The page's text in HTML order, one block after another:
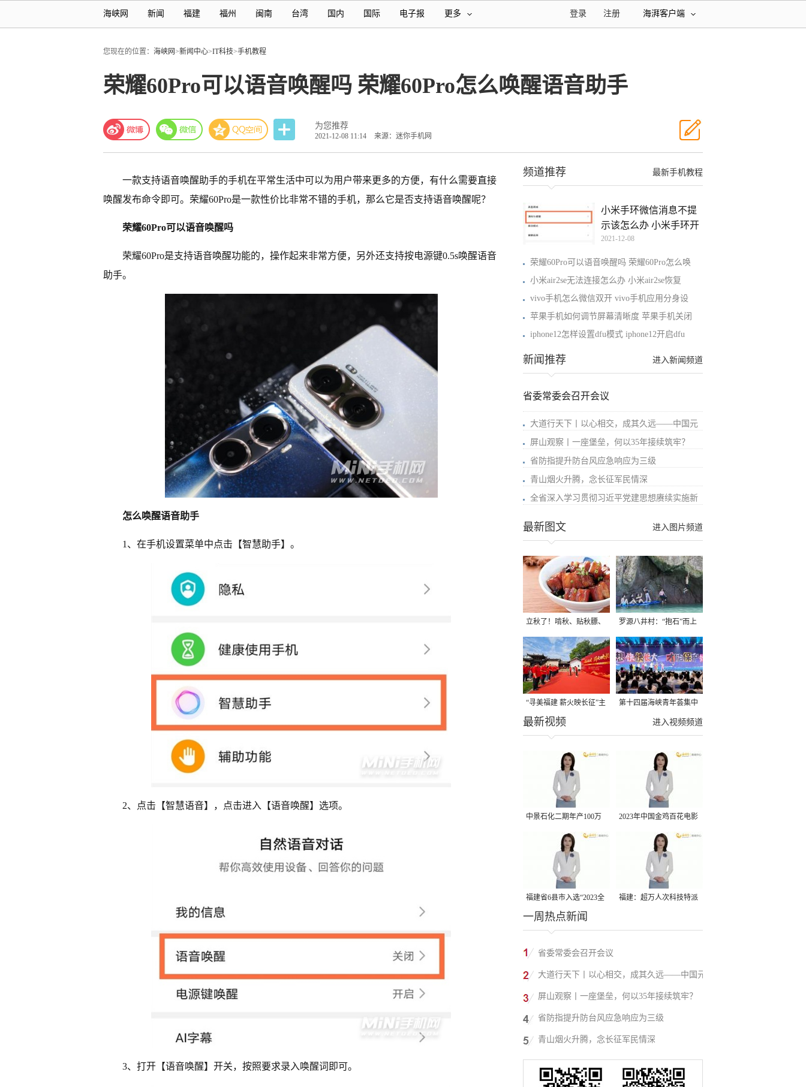
海峡网 新闻 福建 福州 闽南 台湾 国内 国际 电子报 更多 海湃客户端
注册
登录
您现在的位置： 海峡网>新闻中心>IT科技>手机教程
荣耀60Pro可以语音唤醒吗 荣耀60Pro怎么唤醒语音助手
为您推荐
2021-12-08 11:14 来源：迷你手机网
一款支持语音唤醒助手的手机在平常生活中可以为用户带来更多的方便，有什么需要直接
唤醒发布命令即可。荣耀60Pro是一款性价比非常不错的手机，那么它是否支持语音唤醒呢？
荣耀60Pro可以语音唤醒吗
荣耀60Pro是支持语音唤醒功能的，操作起来非常方便，另外还支持按电源键0.5s唤醒语音
助手。
怎么唤醒语音助手
1、在手机设置菜单中点击【智慧助手】。
2、点击【智慧语音】，点击进入【语音唤醒】选项。
3、打开【语音唤醒】开关，按照要求录入唤醒词即可。
最新手机教程
频道推荐
小米手环微信消息不提
示该怎么办 小米手环开
2021-12-08
荣耀60Pro可以语音唤醒吗 荣耀60Pro怎么唤
小米air2se无法连接怎么办 小米air2se恢复
vivo手机怎么微信双开 vivo手机应用分身设
苹果手机如何调节屏幕清晰度 苹果手机关闭
iphone12怎样设置dfu模式 iphone12开启dfu
进入新闻频道
新闻推荐
省委常委会召开会议
大道行天下丨以心相交，成其久远——中国元
屏山观察丨一座堡垒，何以35年接续筑牢？
省防指提升防台风应急响应为三级
青山烟火升腾，念长征军民情深
全省深入学习贯彻习近平党建思想赓续实施新
进入图片频道
最新图文
立秋了！啃秋、贴秋膘、
晒秋，福建人这样过才够
味→
罗源八井村：“抱石”而上
“寻美福建 薪火映长征”主
题活动在龙岩长汀启动
第十四届海峡青年荟集中
阶段活动在福州举行
进入视频频道
最新视频
中景石化二期年产100万
吨丙烷脱氢项目建成中交
2023年中国金鸡百花电影
节有福电影巡展31日启动
福建省6县市入选“2023全
国县域发展潜力百强县”
福建：超万人次科技特派
一周热点新闻
省委常委会召开会议
大道行天下丨以心相交，成其久远——中国元
首外交的世界情怀与大国气派
屏山观察丨一座堡垒，何以35年接续筑牢？
省防指提升防台风应急响应为三级
青山烟火升腾，念长征军民情深